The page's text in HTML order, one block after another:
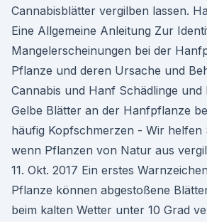
Cannabisblätter vergilben lassen.
Eine Allgemeine Anleitung Zur
Mangelerscheinungen bei der
Pflanze und deren Ursache und
Cannabis und Hanf Schädlinge und
Gelbe Blätter an der Hanfpflanze
häufig Kopfschmerzen - Wir helfen
wenn Pflanzen von Natur aus
11. Okt. 2017 Ein erstes
Pflanze können abgestoßene
beim kalten Wetter unter 10 Grad